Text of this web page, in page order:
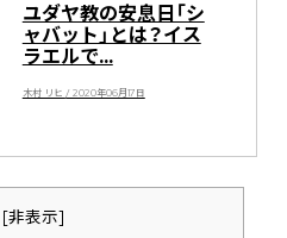
ユダヤ教の安息日「シ
ャバット」とは？イス
ラエルで...
木村 リヒ / 2020年06月17日
[非表示]